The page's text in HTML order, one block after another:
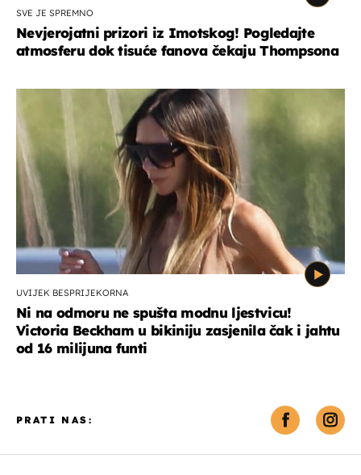
SVE JE SPREMNO
Nevjerojatni prizori iz Imotskog! Pogledajte
atmosferu dok tisuće fanova čekaju Thompsona
UVIJEK BESPRIJEKORNA
Ni na odmoru ne spušta modnu ljestvicu!
Victoria Beckham u bikiniju zasjenila čak i jahtu
od 16 milijuna funti
PRATI NAS: